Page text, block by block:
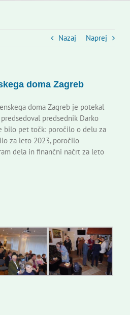
Nazaj Naprej
doma Zagreb
doma Zagreb je potekal
predsednik Darko
bilo pet točk: poročilo o delu za
za leto 2023, poročilo
dela in finančni načrt za leto